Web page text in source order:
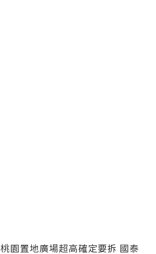
桃園置地廣場超高確定要拆 國泰